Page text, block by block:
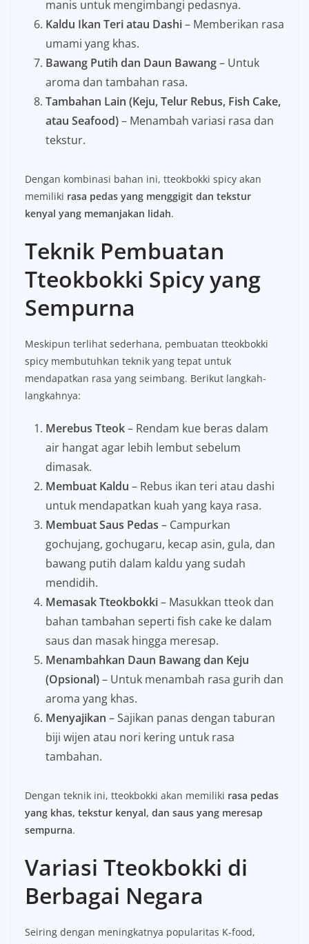
manis untuk mengimbangi pedasnya.
Kaldu Ikan Teri atau Dashi– Memberikan rasa
umami yang khas.
Bawang Putih dan Daun Bawang– Untuk
aroma dan tambahan rasa.
Tambahan Lain (Keju, Telur Rebus, Fish Cake,
atau Seafood)– Menambah variasi rasa dan
tekstur.
Dengan kombinasi bahan ini, tteokbokki spicy akan
memiliki rasa pedas yang menggigit dan tekstur
kenyal yang memanjakan lidah.
Teknik Pembuatan
Tteokbokki Spicy yang
Sempurna
Meskipun terlihat sederhana, pembuatan tteokbokki
spicy membutuhkan teknik yang tepat untuk
mendapatkan rasa yang seimbang. Berikut langkah-
langkahnya:
Merebus Tteok– Rendam kue beras dalam
air hangat agar lebih lembut sebelum
dimasak.
Membuat Kaldu – Rebus ikan teri atau dashi
untuk mendapatkan kuah yang kaya rasa.
Membuat Saus Pedas – Campurkan
gochujang, gochugaru, kecap asin, gula, dan
bawang putih dalam kaldu yang sudah
mendidih.
Memasak Tteokbokki– Masukkan tteok dan
bahan tambahan seperti fish cake ke dalam
saus dan masak hingga meresap.
Menambahkan Daun Bawang dan Keju
(Opsional)– Untuk menambah rasa gurih dan
aroma yang khas.
Menyajikan – Sajikan panas dengan taburan
biji wijen atau nori kering untuk rasa
tambahan.
Dengan teknik ini, tteokbokki akan memiliki rasa pedas
yang khas, tekstur kenyal, dan saus yang meresap
sempurna.
Variasi Tteokbokki di
Berbagai Negara
Seiring dengan meningkatnya popularitas K-food,